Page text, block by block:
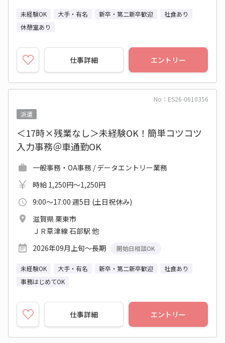
未経験OK 大手・有名 新卒・第二新卒歓迎
社食あり
休憩室あり
仕事詳細 エントリー
No：ES26-0610356
派遣
＜17時×残業なし＞未経験OK！簡単コツコツ
入力事務＠車通勤OK
一般事務・OA事務 / データエントリー業務
時給 1,250円～1,250円
9:00～17:00 週5日 (土日祝休み)
滋賀県 栗東市
ＪＲ草津線 石部駅 他
2026年09月上旬～長期
開始日相談OK
未経験OK 大手・有名 新卒・第二新卒歓迎
社食あり
事務はじめてOK
仕事詳細 エントリー